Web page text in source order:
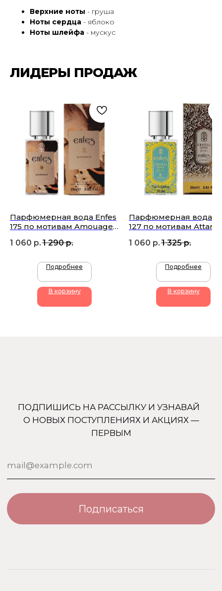
Верхние ноты - груша
Ноты сердца - яблоко
Ноты шлейфа - мускус
ЛИДЕРЫ ПРОДАЖ
Парфюмерная вода Enfes
175 по мотивам Amouage
1 060 р. 1 290 р.
Подробнее
В корзину
Парфюмерная вода
127 по мотивам Attar
1 060 р. 1 325 р.
Подробнее
В корзину
ПОДПИШИСЬ НА РАССЫЛКУ И УЗНАВАЙ
О НОВЫХ ПОСТУПЛЕНИЯХ И АКЦИЯХ —
Подписаться
Номерная парфюмерия
ООО «Парфюм Элит»
Адрес: 109518, Москва, Грайвороновская 23, оф.613
ОГРН: 1147746746531
О бренде USO
Сотрудничество
zakaz@uso-shop.ru